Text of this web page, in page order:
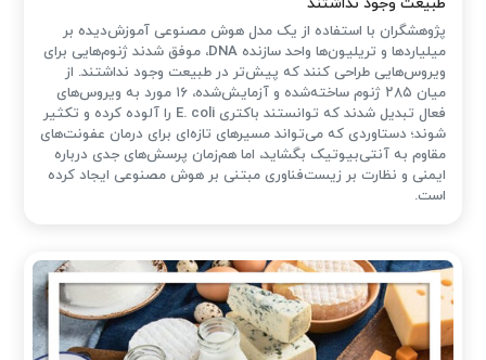
پژوهشگران با استفاده از یک مدل هوش مصنوعی آموزش‌دیده بر
میلیاردها و تریلیون‌ها واحد سازنده DNA، موفق شدند ژنوم‌هایی برای
ویروس‌هایی طراحی کنند که پیش‌تر در طبیعت وجود نداشتند. از
میان ۲۸۵ ژنوم ساخته‌شده و آزمایش‌شده، ۱۶ مورد به ویروس‌های
فعال تبدیل شدند که توانستند باکتری E. coli را آلوده کرده و تکثیر
شوند؛ دستاوردی که می‌تواند مسیرهای تازه‌ای برای درمان عفونت‌های
مقاوم به آنتی‌بیوتیک بگشاید، اما هم‌زمان پرسش‌های جدی درباره
ایمنی و نظارت بر زیست‌فناوری مبتنی بر هوش مصنوعی ایجاد کرده
است.